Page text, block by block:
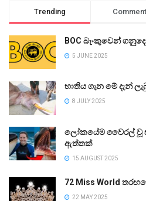
Trending
BOC බැංකුවෙන්
5 JUNE 2025
භාතිය ගැන මේ දැන්
8 JULY 2025
ලෝකයේම වෛරල් වූ
ඇත්තක්
15 AUGUST 2025
72 Miss World
22 MAY 2025